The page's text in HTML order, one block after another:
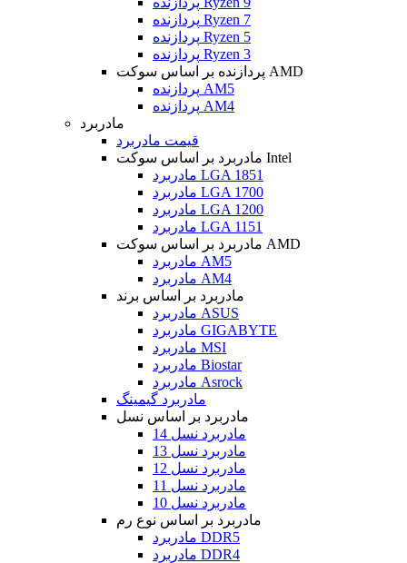
پردازنده Ryzen 7
پردازنده Ryzen 5
پردازنده Ryzen 3
پردازنده بر اساس سوکت AMD
پردازنده AM5
پردازنده AM4
مادربرد
قیمت مادربرد
مادربرد بر اساس سوکت Intel
مادربرد LGA 1851
مادربرد LGA 1700
مادربرد LGA 1200
مادربرد LGA 1151
مادربرد بر اساس سوکت AMD
مادربرد AM5
مادربرد AM4
مادربرد بر اساس برند
مادربرد ASUS
مادربرد GIGABYTE
مادربرد MSI
مادربرد Biostar
مادربرد Asrock
مادربرد گیمینگ
مادربرد بر اساس نسل
مادربرد نسل 14
مادربرد نسل 13
مادربرد نسل 12
مادربرد نسل 11
مادربرد نسل 10
مادربرد بر اساس نوع رم
مادربرد DDR5
مادربرد DDR4